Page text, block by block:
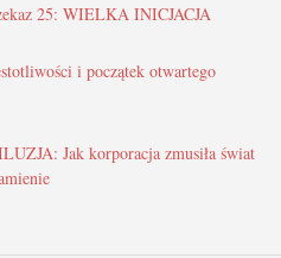
25: WIELKA INICJACJA
i początek otwartego
Jak korporacja zmusiła świat